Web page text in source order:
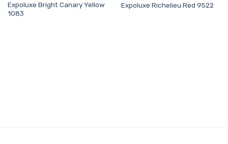
Expoluxe Bright Canary Yellow
1083
Expoluxe Richelieu Red 9522